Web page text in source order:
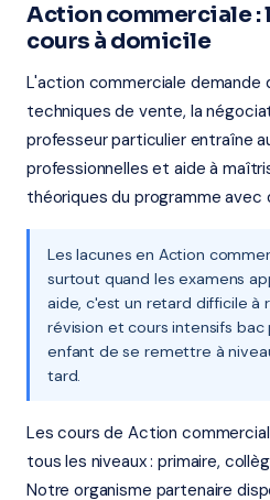
Action commerciale :
cours à domicile
L'action commerciale demande
techniques de vente, la
professeur particulier entraîne
professionnelles et aide à
théoriques du programme
Les lacunes en Action
surtout quand les examens
aide, c'est un retard difficile à
révision et cours intensifs
enfant de se remettre à
tard.
Les cours de Action
tous les niveaux : primaire,
Notre organisme partenaire